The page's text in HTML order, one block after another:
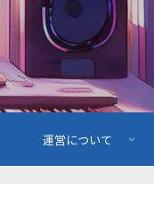
運営について